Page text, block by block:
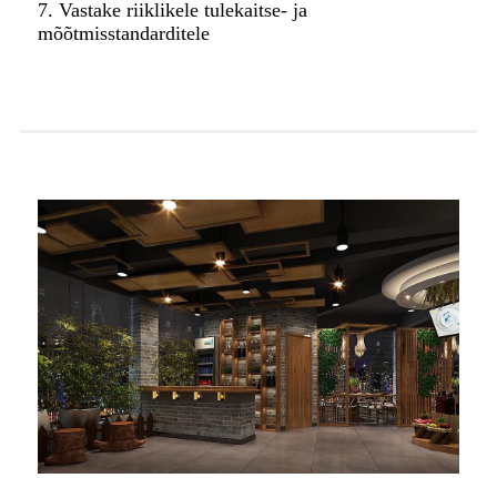
7. Vastake riiklikele tulekaitse- ja
mõõtmisstandarditele